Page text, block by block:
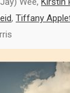
, Tiffany